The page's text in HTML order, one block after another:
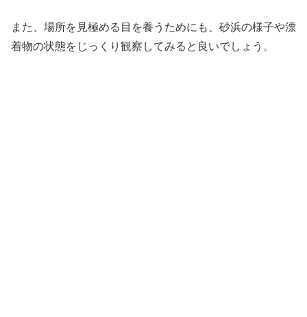
また、場所を見極める目を養うためにも、砂浜の様子や漂
着物の状態をじっくり観察してみると良いでしょう。